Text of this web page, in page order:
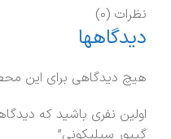
نظرات (0)
دیدگاهها
هیچ دیدگاهی برای این
اولین نفری باشید که